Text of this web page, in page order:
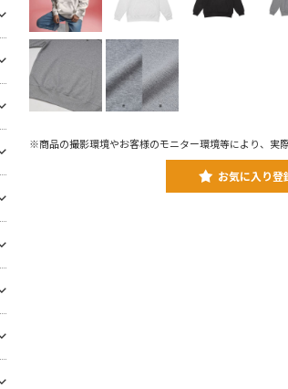
※商品の撮影環境やお客様のモニター環境等により、実
お気に入り登